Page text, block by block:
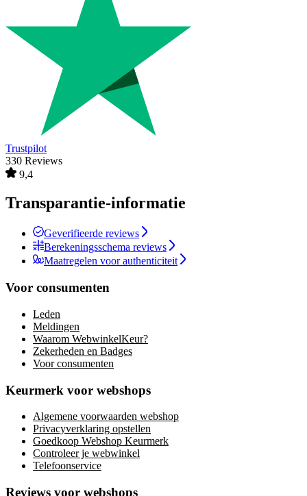
Trustpilot
330 Reviews
9,4
Transparantie-informatie
Geverifieerde reviews
Berekeningsschema reviews
Maatregelen voor authenticiteit
Voor consumenten
Leden
Meldingen
Waarom WebwinkelKeur?
Zekerheden en Badges
Voor consumenten
Keurmerk voor webshops
Algemene voorwaarden webshop
Privacyverklaring opstellen
Goedkoop Webshop Keurmerk
Controleer je webwinkel
Telefoonservice
Reviews voor webshops